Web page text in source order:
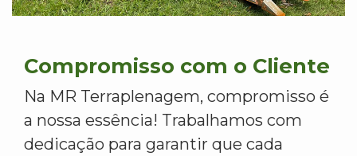
Compromisso com o Cliente
Na MR Terraplenagem, compromisso é
a nossa essência! Trabalhamos com
dedicação para garantir que cada